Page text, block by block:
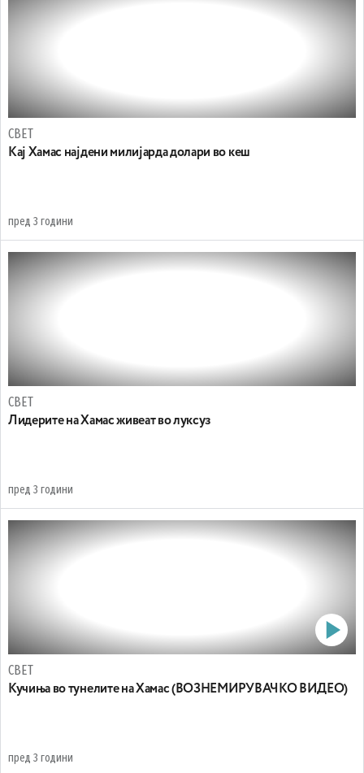
СВЕТ
Кај Хамас најдени милијарда долари во кеш
пред 3 години
СВЕТ
Лидерите на Хамас живеат во луксуз
пред 3 години
СВЕТ
Кучиња во тунелите на Хамас (ВОЗНЕМИРУВАЧКО ВИДЕО)
пред 3 години